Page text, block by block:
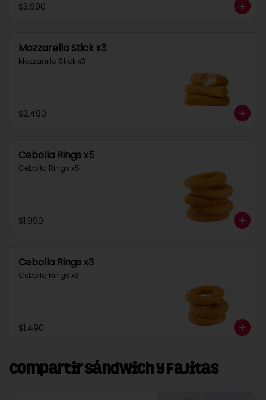
$3.990
Mozzarella Stick x3
Mozzarella Stick x3
$2.490
Cebolla Rings x5
Cebolla Rings x5
$1.990
Cebolla Rings x3
Cebolla Rings x3
$1.490
Compartir Sándwich y Fajitas